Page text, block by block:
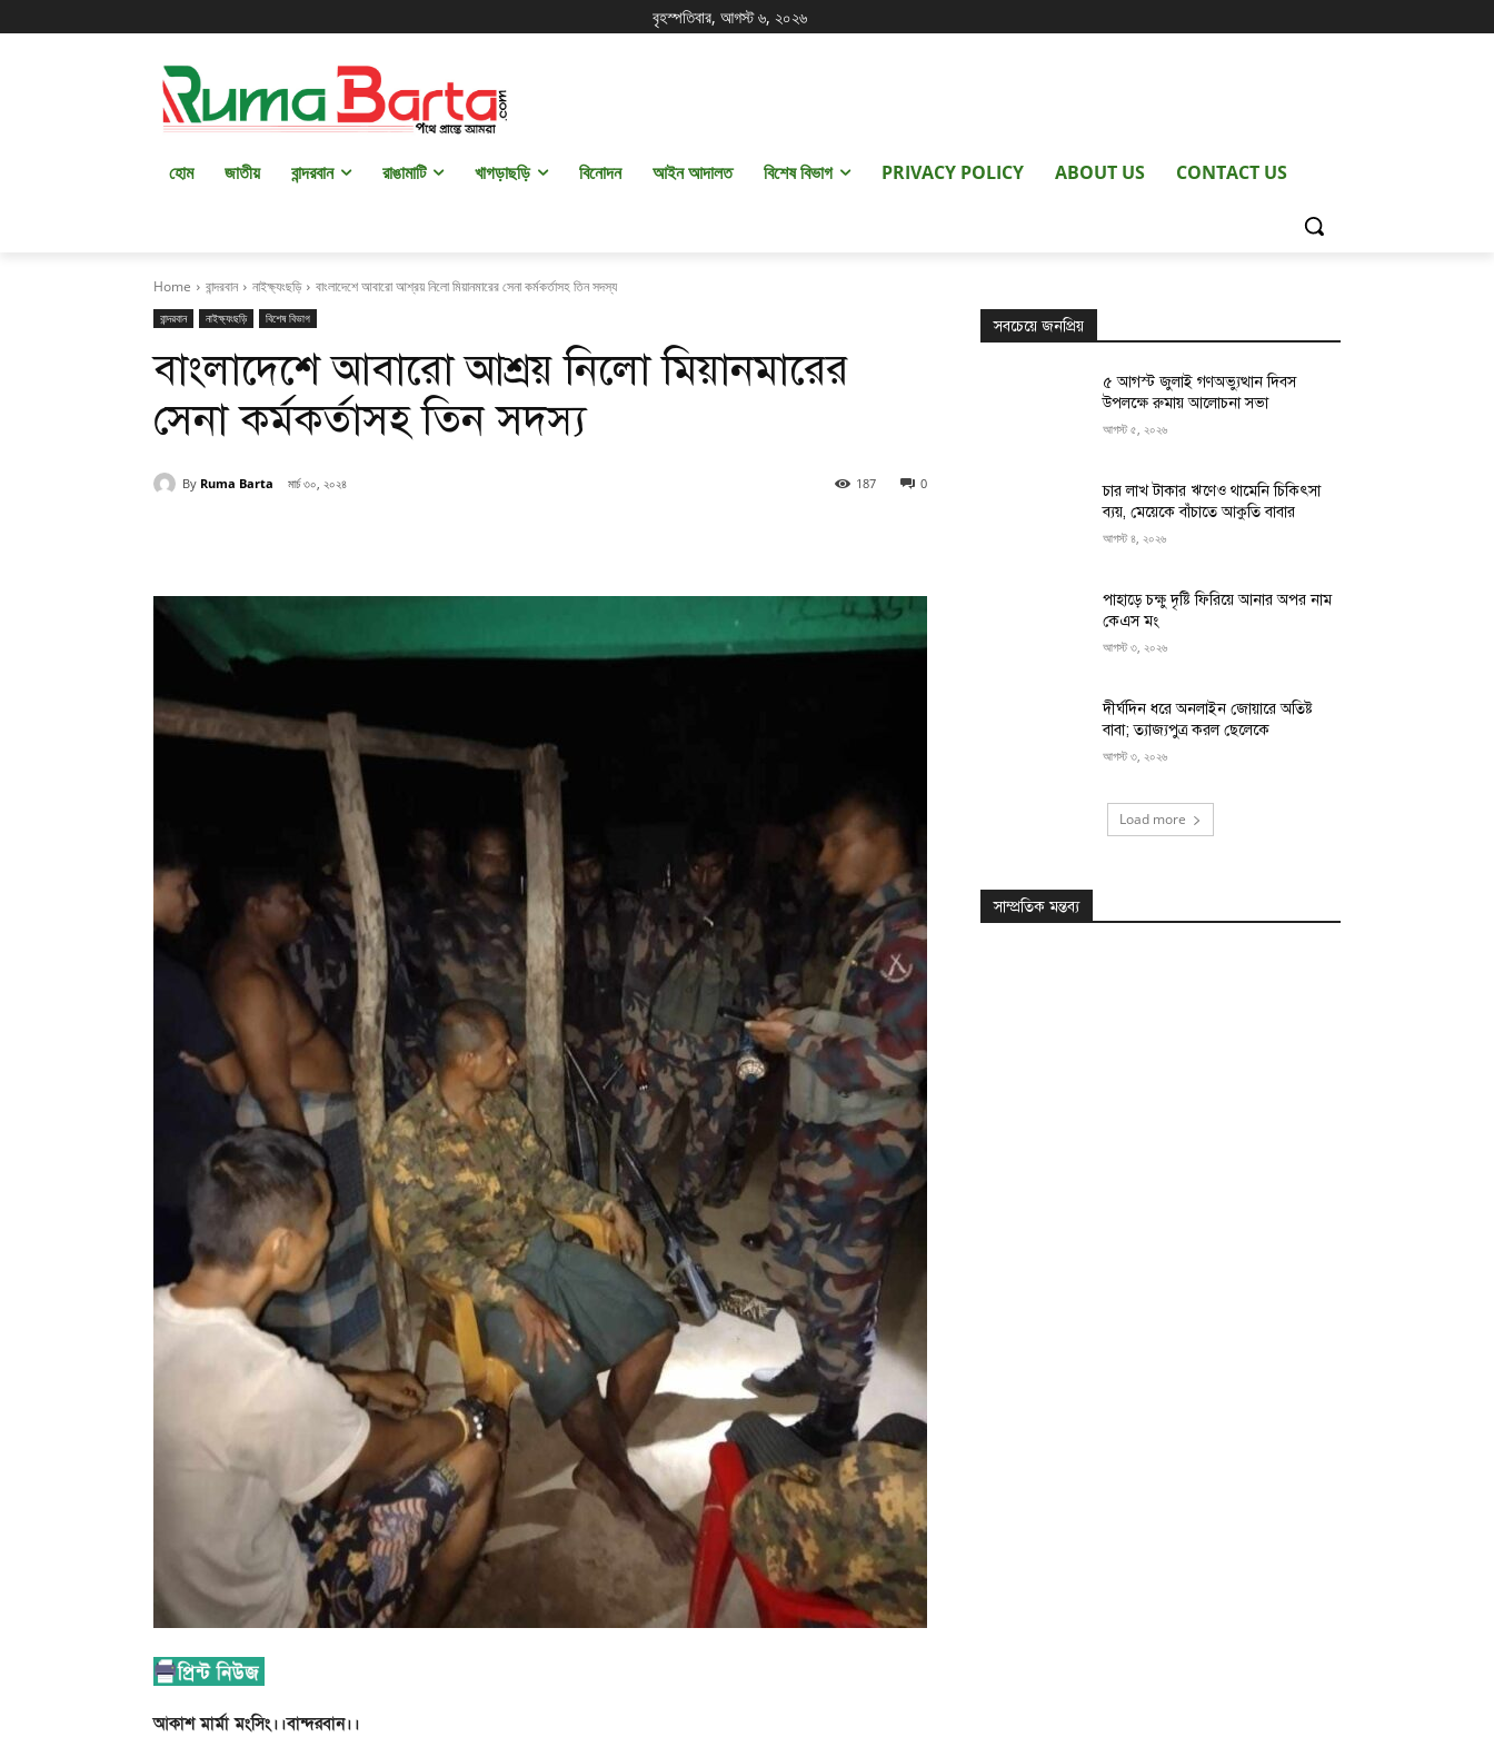
বৃহস্পতিবার, আগস্ট ৬, ২০২৬
হোম জাতীয় বান্দরবান রাঙামাটি খাগড়াছড়ি বিনোদন আইন আদালত বিশেষ বিভাগ PRIVACY POLICY ABOUT US CONTACT US
Home বান্দরবান নাইক্ষ্যংছড়ি বাংলাদেশে আবারো আশ্রয় নিলো মিয়ানমারের সেনা কর্মকর্তাসহ তিন সদস্য
বান্দরবান নাইক্ষ্যংছড়ি বিশেষ বিভাগ
বাংলাদেশে আবারো আশ্রয় নিলো মিয়ানমারের
সেনা কর্মকর্তাসহ তিন সদস্য
By Ruma Barta মার্চ ৩০, ২০২৪ 0
187
আকাশ মার্মা মংসিং।।বান্দরবান।।
সবচেয়ে জনপ্রিয়
৫ আগস্ট জুলাই গণঅভ্যুত্থান দিবস
উপলক্ষে রুমায় আলোচনা সভা
আগস্ট ৫, ২০২৬
চার লাখ টাকার ঋণেও থামেনি চিকিৎসা
ব্যয়, মেয়েকে বাঁচাতে আকুতি বাবার
আগস্ট ৪, ২০২৬
পাহাড়ে চক্ষু দৃষ্টি ফিরিয়ে আনার অপর নাম
কেএস মং
আগস্ট ৩, ২০২৬
দীর্ঘদিন ধরে অনলাইন জোয়ারে অতিষ্ট
বাবা; ত্যাজ্যপুত্র করল ছেলেকে
আগস্ট ৩, ২০২৬
Load more
সাম্প্রতিক মন্তব্য